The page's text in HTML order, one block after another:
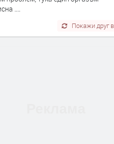
....
Покажи друг